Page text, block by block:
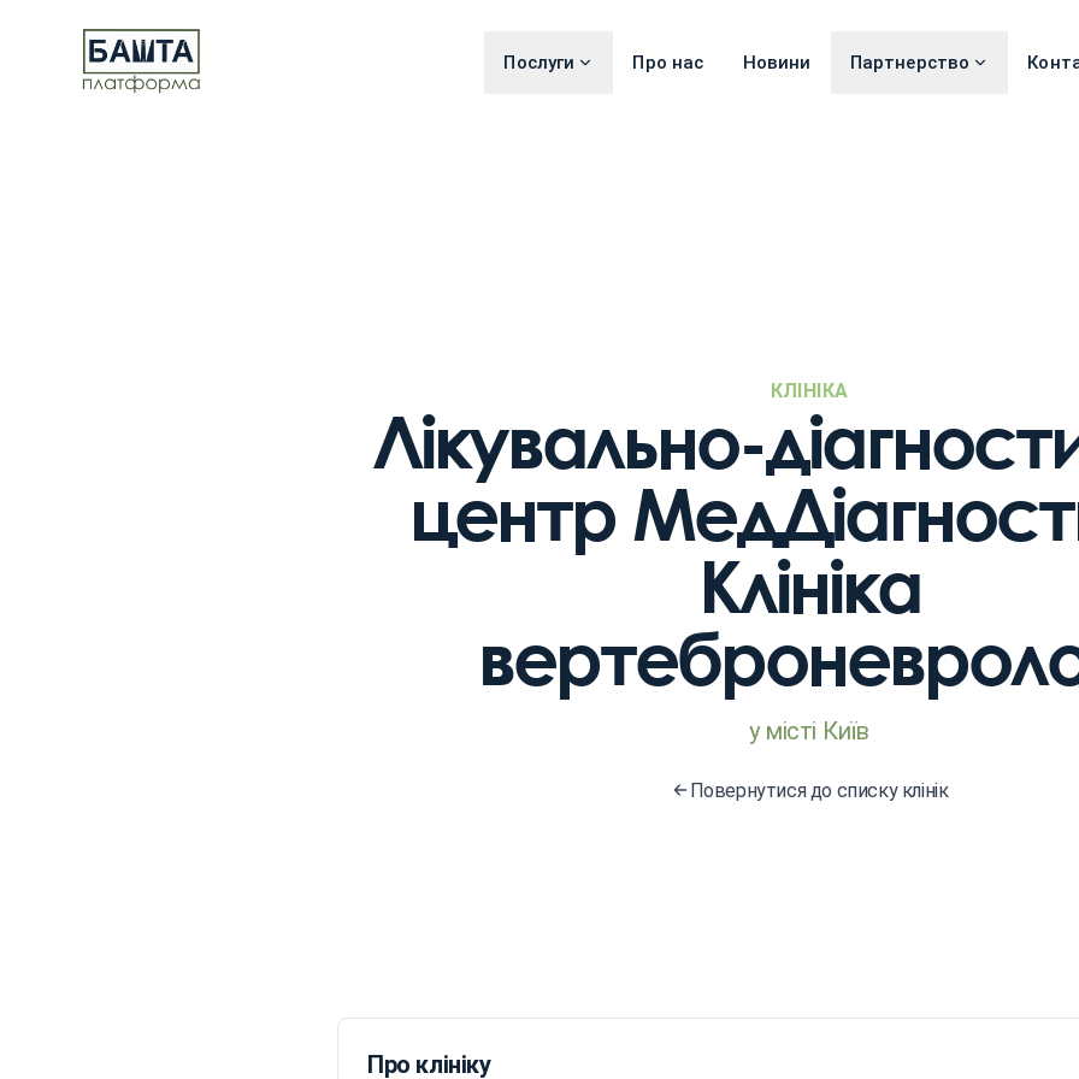
Послуги Про нас Новини Партнерство
КЛІНІКА
Лікувально-
центр
Клініка
у місті Київ
Повернутися до списку клінік
Про клініку